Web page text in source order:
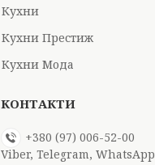
Кухни
Кухни Престиж
Кухни Мода
+380 (97) 006-52-00
Viber, Telegram, WhatsApp